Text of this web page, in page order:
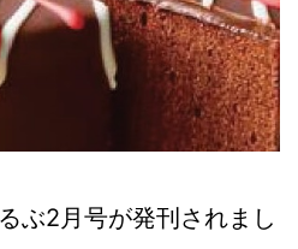
2月号が発刊されまし